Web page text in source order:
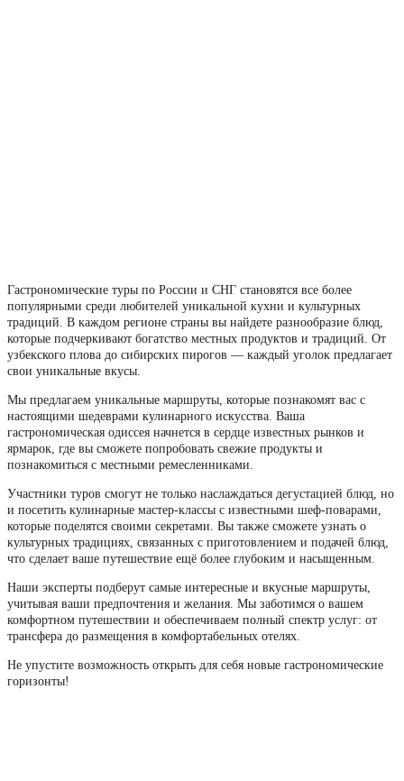
Гастрономические туры по России и СНГ становятся все более
популярными среди любителей уникальной кухни и культурных
традиций. В каждом регионе страны вы найдете разнообразие блюд,
которые подчеркивают богатство местных продуктов и традиций. От
узбекского плова до сибирских пирогов — каждый уголок предлагает
свои уникальные вкусы.
Мы предлагаем уникальные маршруты, которые познакомят вас с
настоящими шедеврами кулинарного искусства. Ваша
гастрономическая одиссея начнется в сердце известных рынков и
ярмарок, где вы сможете попробовать свежие продукты и
познакомиться с местными ремесленниками.
Участники туров смогут не только наслаждаться дегустацией блюд, но
и посетить кулинарные мастер-классы с известными шеф-поварами,
которые поделятся своими секретами. Вы также сможете узнать о
культурных традициях, связанных с приготовлением и подачей блюд,
что сделает ваше путешествие ещё более глубоким и насыщенным.
Наши эксперты подберут самые интересные и вкусные маршруты,
учитывая ваши предпочтения и желания. Мы заботимся о вашем
комфортном путешествии и обеспечиваем полный спектр услуг: от
трансфера до размещения в комфортабельных отелях.
Не упустите возможность открыть для себя новые гастрономические
горизонты!